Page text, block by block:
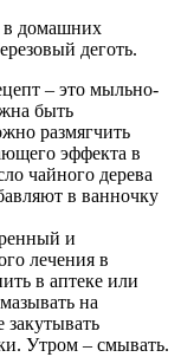
в домашних
деготь.
– это мыльно-
быть
размягчить
эффекта в
чайного дерева
в ванночку
и
лечения в
в аптеке или
на
Утром – смывать.